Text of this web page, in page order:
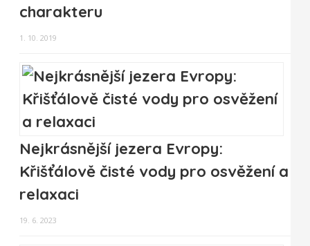
charakteru
1. 10. 2019
Nejkrásnější jezera Evropy:
Křišťálově čisté vody pro osvěžení a
relaxaci
19. 6. 2023